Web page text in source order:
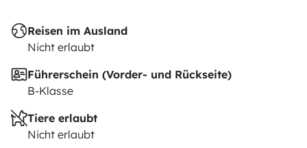
Reisen im Ausland
Nicht erlaubt
Führerschein (Vorder- und Rückseite)
B-Klasse
Tiere erlaubt
Nicht erlaubt